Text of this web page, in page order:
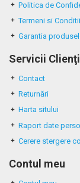
Politica de
Termeni si Conditii
Garantia
Servicii Clienţi
Contact
Returnări
Harta sitului
Raport date
Cerere stergere
Contul meu